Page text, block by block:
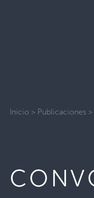
Inicio > Publicaciones >